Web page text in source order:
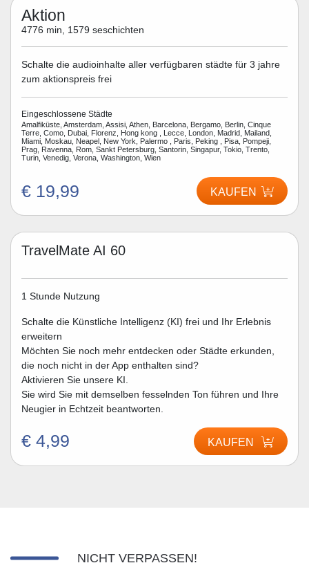
Aktion
4776 min, 1579 seschichten
Schalte die audioinhalte aller verfügbaren städte für 3 jahre
zum aktionspreis frei
Eingeschlossene Städte
Amalfiküste, Amsterdam, Assisi, Athen, Barcelona, Bergamo, Berlin, Cinque
Terre, Como, Dubai, Florenz, Hong kong , Lecce, London, Madrid, Mailand,
Miami, Moskau, Neapel, New York, Palermo , Paris, Peking , Pisa, Pompeji,
Prag, Ravenna, Rom, Sankt Petersburg, Santorin, Singapur, Tokio, Trento,
Turin, Venedig, Verona, Washington, Wien
€ 19,99 KAUFEN
TravelMate AI 60
1 Stunde Nutzung
Schalte die Künstliche Intelligenz (KI) frei und Ihr Erlebnis
erweitern
Möchten Sie noch mehr entdecken oder Städte erkunden,
die noch nicht in der App enthalten sind?
Aktivieren Sie unsere KI.
Sie wird Sie mit demselben fesselnden Ton führen und Ihre
Neugier in Echtzeit beantworten.
€ 4,99 KAUFEN
NICHT VERPASSEN!